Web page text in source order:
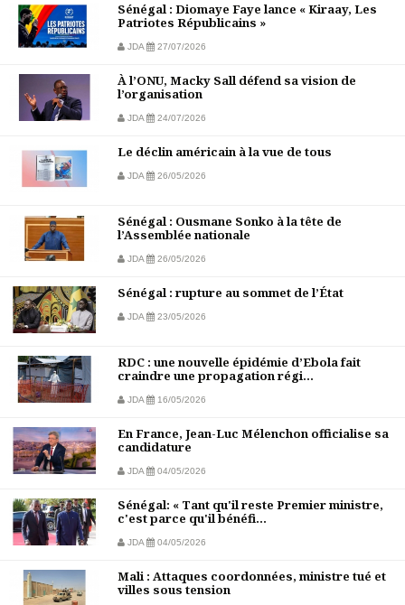
Sénégal : Diomaye Faye lance « Kiraay, Les
Patriotes Républicains »
JDA 27/07/2026
À l’ONU, Macky Sall défend sa vision de
l’organisation
JDA 24/07/2026
Le déclin américain à la vue de tous
JDA 26/05/2026
Sénégal : Ousmane Sonko à la tête de
l’Assemblée nationale
JDA 26/05/2026
Sénégal : rupture au sommet de l’État
JDA 23/05/2026
RDC : une nouvelle épidémie d’Ebola fait
craindre une propagation régi...
JDA 16/05/2026
En France, Jean-Luc Mélenchon officialise sa
candidature
JDA 04/05/2026
Sénégal: « Tant qu'il reste Premier ministre,
c'est parce qu'il bénéfi...
JDA 04/05/2026
Mali : Attaques coordonnées, ministre tué et
villes sous tension